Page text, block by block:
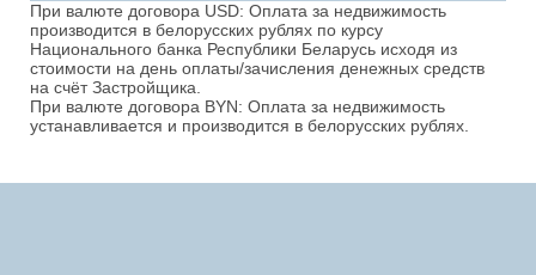
При валюте договора USD: Оплата за недвижимость
производится в белорусских рублях по курсу
Национального банка Республики Беларусь исходя из
стоимости на день оплаты/зачисления денежных средств
на счёт Застройщика.
При валюте договора BYN: Оплата за недвижимость
устанавливается и производится в белорусских рублях.